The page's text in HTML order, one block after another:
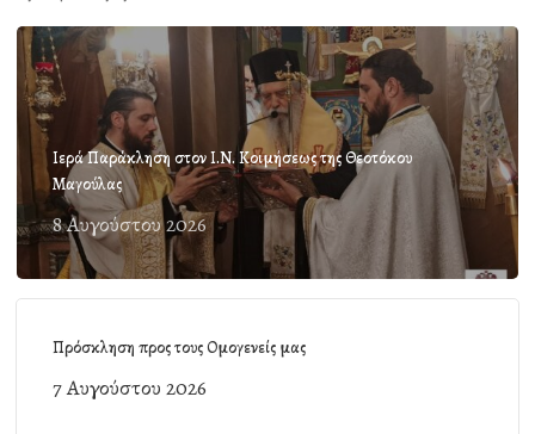
Ιερά Παράκληση στον Ι.Ν. Κοιμήσεως της Θεοτόκου
Μαγούλας
8 Αυγούστου 2026
Πρόσκληση προς τους Ομογενείς μας
7 Αυγούστου 2026